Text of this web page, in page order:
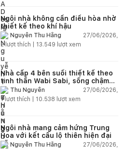
Ngôi nhà không cần điều hòa nhờ
thiết kế theo khí hậu
Nguyễn Thu Hằng
27/06/2026,
2lượt thích | 13.549 lượt xem
Nhà cấp 4 bên suối thiết kế theo
tinh thần Wabi Sabi, sống chậm
giữa thiên nhiên
Thu Nguyễn
27/06/2026,
1lượt thích | 10.538 lượt xem
Ngôi nhà mang cảm hứng Trung
Hoa với kết cấu lộ thiên hiện đại
Nguyễn Thu Hằng
27/06/2026,